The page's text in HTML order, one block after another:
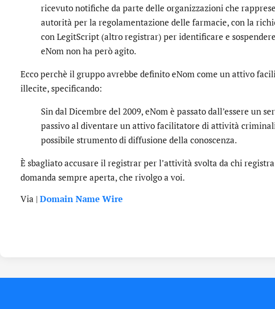
ricevuto notifiche da parte delle organizzazioni che
autorità per la regolamentazione delle farmacie, con la
con LegitScript (altro registrar) per identificare e
eNom non ha però agito.
Ecco perchè il gruppo avrebbe definito eNom come un attivo
illecite, specificando:
Sin dal Dicembre del 2009, eNom è passato dall’essere un
passivo al diventare un attivo facilitatore di attività
possibile strumento di diffusione della conoscenza.
È sbagliato accusare il registrar per l’attività svolta da chi
domanda sempre aperta, che rivolgo a voi.
Via | Domain Name Wire